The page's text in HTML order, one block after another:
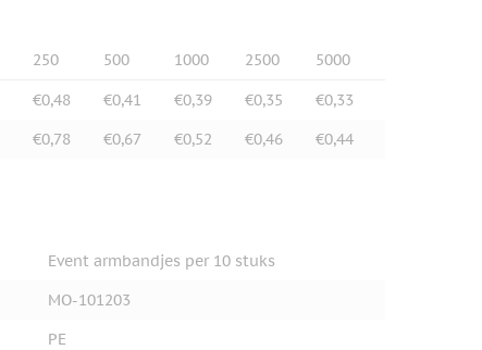
250 500 1000 2500 5000
€0,48 €0,41 €0,39 €0,35
€0,33
€0,78 €0,67 €0,52 €0,46 €0,44
Event armbandjes per 10 stuks
MO-101203
PE